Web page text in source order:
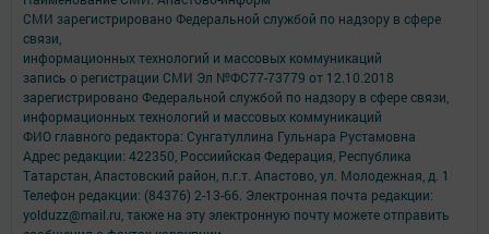
СМИ зарегистрировано Федеральной службой по надзору в сфере
связи,
информационных технологий и массовых коммуникаций
запись о регистрации СМИ Эл №ФС77-73779 от 12.10.2018
зарегистрировано Федеральной службой по надзору в сфере связи,
информационных технологий и массовых коммуникаций
ФИО главного редактора: Сунгатуллина Гульнара Рустамовна
Адрес редакции: 422350, Россиийская Федерация, Республика
Татарстан, Апастовский район, п.г.т. Апастово, ул. Молодежная, д. 1
Телефон редакции: (84376) 2-13-66. Электронная почта редакции:
yolduzz@mail.ru, также на эту электронную почту можете отправить